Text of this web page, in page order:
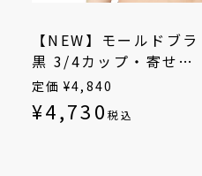
【NEW】モールドブラ
黒 3/4カップ・寄せ上
げ（SP-552）
定価 ¥4,840
¥4,730 税込